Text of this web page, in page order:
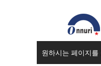
원하시는 페이지를